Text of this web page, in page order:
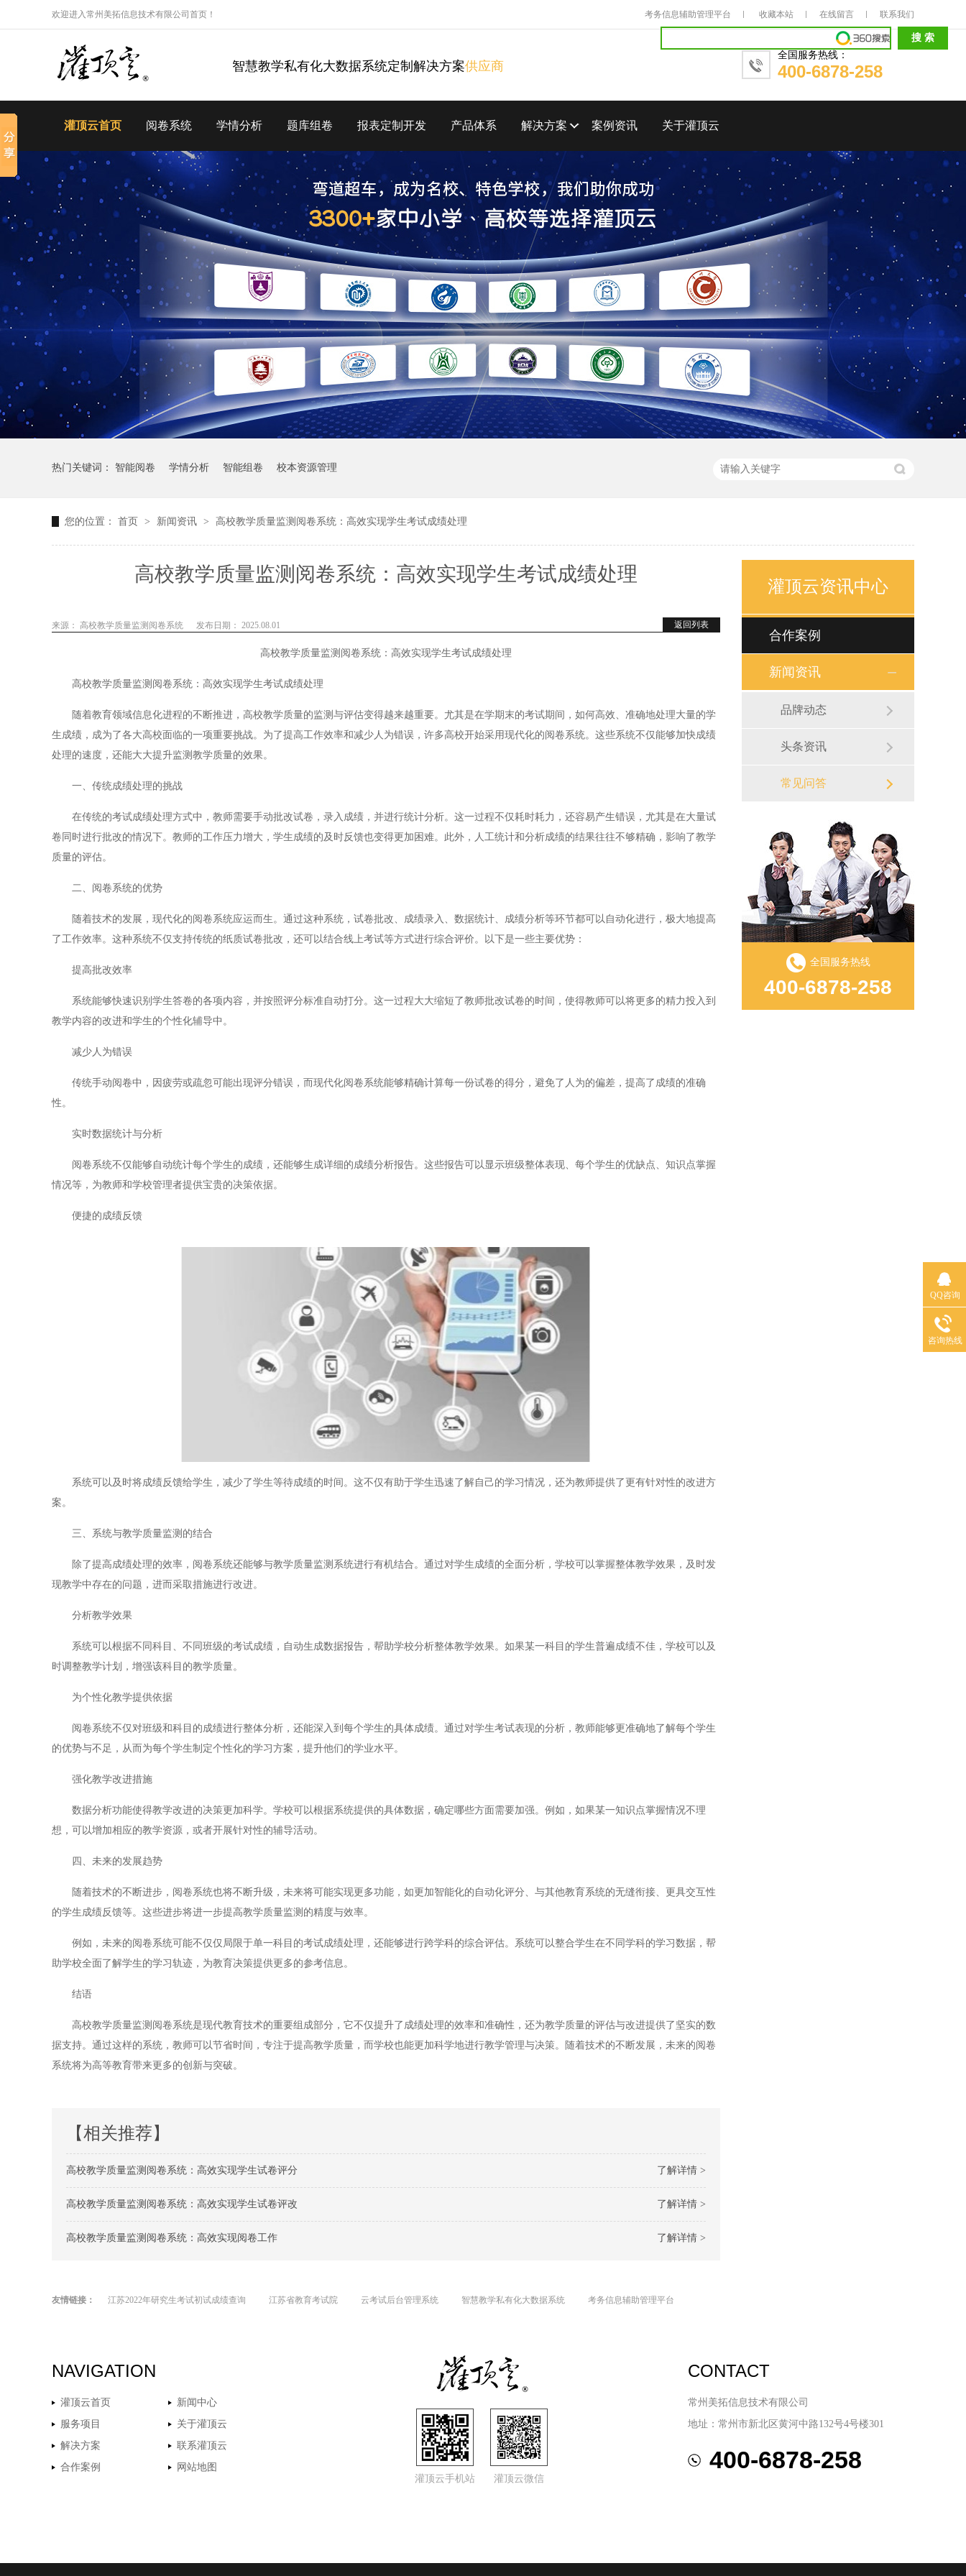
考务信息辅助管理平台 收藏本站 在线留言 联系我们
欢迎进入常州美拓信息技术有限公司首页！
智慧教学私有化大数据系统定制解决方案供应商
全国服务热线：
400-6878-258
灌顶云首页 阅卷系统 学情分析 题库组卷 报表定制开发 产品体系 解决方案 案例资讯 关于灌顶云
热门关键词： 智能阅卷 学情分析 智能组卷 校本资源管理
您的位置： 首页 > 新闻资讯 > 高校教学质量监测阅卷系统：高效实现学生考试成绩处理
高校教学质量监测阅卷系统：高效实现学生考试成绩处理
返回列表
来源： 高校教学质量监测阅卷系统 发布日期： 2025.08.01
高校教学质量监测阅卷系统：高效实现学生考试成绩处理
高校教学质量监测阅卷系统：高效实现学生考试成绩处理
随着教育领域信息化进程的不断推进，高校教学质量的监测与评估变得越来越重要。尤其是在学期末的考试期间，如何高效、准确地处理大量的学
生成绩，成为了各大高校面临的一项重要挑战。为了提高工作效率和减少人为错误，许多高校开始采用现代化的阅卷系统。这些系统不仅能够加快成绩
处理的速度，还能大大提升监测教学质量的效果。
一、传统成绩处理的挑战
在传统的考试成绩处理方式中，教师需要手动批改试卷，录入成绩，并进行统计分析。这一过程不仅耗时耗力，还容易产生错误，尤其是在大量试
卷同时进行批改的情况下。教师的工作压力增大，学生成绩的及时反馈也变得更加困难。此外，人工统计和分析成绩的结果往往不够精确，影响了教学
质量的评估。
二、阅卷系统的优势
随着技术的发展，现代化的阅卷系统应运而生。通过这种系统，试卷批改、成绩录入、数据统计、成绩分析等环节都可以自动化进行，极大地提高
了工作效率。这种系统不仅支持传统的纸质试卷批改，还可以结合线上考试等方式进行综合评价。以下是一些主要优势：
提高批改效率
系统能够快速识别学生答卷的各项内容，并按照评分标准自动打分。这一过程大大缩短了教师批改试卷的时间，使得教师可以将更多的精力投入到
教学内容的改进和学生的个性化辅导中。
减少人为错误
传统手动阅卷中，因疲劳或疏忽可能出现评分错误，而现代化阅卷系统能够精确计算每一份试卷的得分，避免了人为的偏差，提高了成绩的准确
性。
实时数据统计与分析
阅卷系统不仅能够自动统计每个学生的成绩，还能够生成详细的成绩分析报告。这些报告可以显示班级整体表现、每个学生的优缺点、知识点掌握
情况等，为教师和学校管理者提供宝贵的决策依据。
便捷的成绩反馈
系统可以及时将成绩反馈给学生，减少了学生等待成绩的时间。这不仅有助于学生迅速了解自己的学习情况，还为教师提供了更有针对性的改进方
案。
三、系统与教学质量监测的结合
除了提高成绩处理的效率，阅卷系统还能够与教学质量监测系统进行有机结合。通过对学生成绩的全面分析，学校可以掌握整体教学效果，及时发
现教学中存在的问题，进而采取措施进行改进。
分析教学效果
系统可以根据不同科目、不同班级的考试成绩，自动生成数据报告，帮助学校分析整体教学效果。如果某一科目的学生普遍成绩不佳，学校可以及
时调整教学计划，增强该科目的教学质量。
为个性化教学提供依据
阅卷系统不仅对班级和科目的成绩进行整体分析，还能深入到每个学生的具体成绩。通过对学生考试表现的分析，教师能够更准确地了解每个学生
的优势与不足，从而为每个学生制定个性化的学习方案，提升他们的学业水平。
强化教学改进措施
数据分析功能使得教学改进的决策更加科学。学校可以根据系统提供的具体数据，确定哪些方面需要加强。例如，如果某一知识点掌握情况不理
想，可以增加相应的教学资源，或者开展针对性的辅导活动。
四、未来的发展趋势
随着技术的不断进步，阅卷系统也将不断升级，未来将可能实现更多功能，如更加智能化的自动化评分、与其他教育系统的无缝衔接、更具交互性
的学生成绩反馈等。这些进步将进一步提高教学质量监测的精度与效率。
例如，未来的阅卷系统可能不仅仅局限于单一科目的考试成绩处理，还能够进行跨学科的综合评估。系统可以整合学生在不同学科的学习数据，帮
助学校全面了解学生的学习轨迹，为教育决策提供更多的参考信息。
结语
高校教学质量监测阅卷系统是现代教育技术的重要组成部分，它不仅提升了成绩处理的效率和准确性，还为教学质量的评估与改进提供了坚实的数
据支持。通过这样的系统，教师可以节省时间，专注于提高教学质量，而学校也能更加科学地进行教学管理与决策。随着技术的不断发展，未来的阅卷
系统将为高等教育带来更多的创新与突破。
【相关推荐】
了解详情 >
高校教学质量监测阅卷系统：高效实现学生试卷评分
了解详情 >
高校教学质量监测阅卷系统：高效实现学生试卷评改
了解详情 >
高校教学质量监测阅卷系统：高效实现阅卷工作
灌顶云资讯中心
合作案例
新闻资讯
品牌动态
头条资讯
常见问答
全国服务热线
400-6878-258
友情链接： 江苏2022年研究生考试初试成绩查询 江苏省教育考试院 云考试后台管理系统 智慧教学私有化大数据系统 考务信息辅助管理平台
NAVIGATION
灌顶云首页
新闻中心
服务项目
关于灌顶云
解决方案
联系灌顶云
合作案例
网站地图
灌顶云手机站
灌顶云微信
CONTACT
常州美拓信息技术有限公司
地址：常州市新北区黄河中路132号4号楼301
400-6878-258
QQ咨询
咨询热线